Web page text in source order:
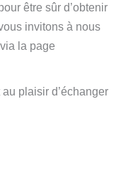
être sûr d’obtenir
invitons à nous
la page
plaisir d’échanger